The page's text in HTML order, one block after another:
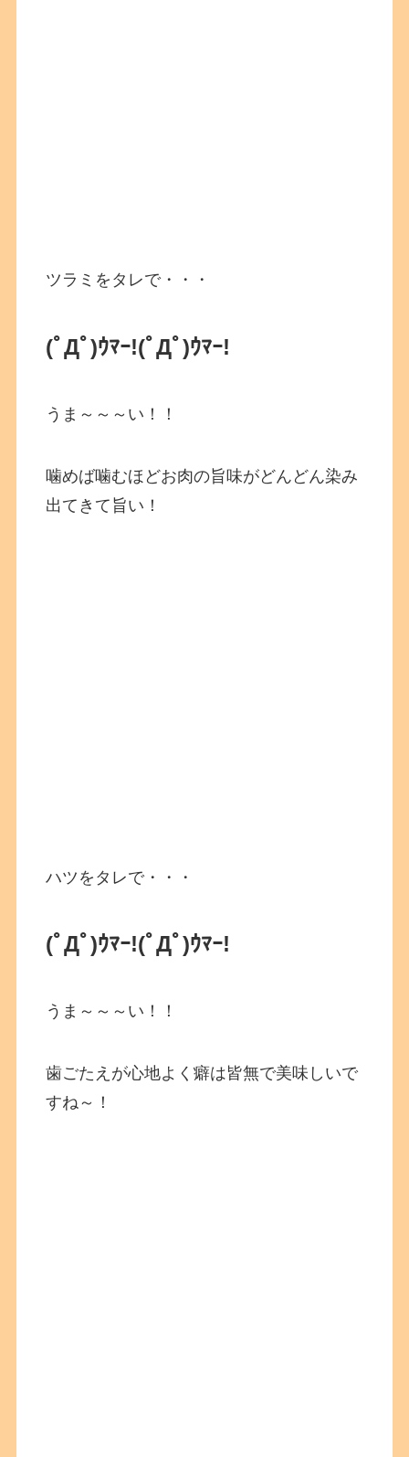
ツラミをタレで・・・
(ﾟДﾟ)ｳﾏｰ!(ﾟДﾟ)ｳﾏｰ!
うま～～～い！！
噛めば噛むほどお肉の旨味がどんどん染み
出てきて旨い！
ハツをタレで・・・
(ﾟДﾟ)ｳﾏｰ!(ﾟДﾟ)ｳﾏｰ!
うま～～～い！！
歯ごたえが心地よく癖は皆無で美味しいで
すね～！